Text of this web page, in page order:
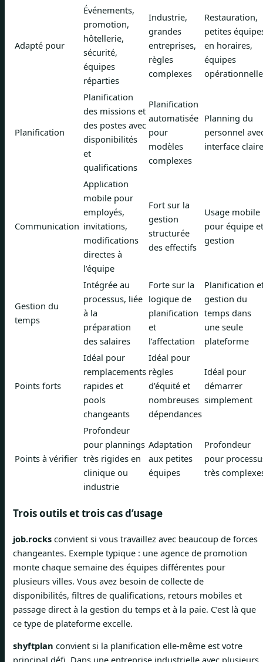
Adapté pour
Événements,
promotion,
hôtellerie,
sécurité,
équipes
réparties
Industrie,
grandes
entreprises,
règles
complexes
Restauration,
petites
en horaires,
équipes
Planification
Planification
des missions et
des postes avec
disponibilités
et
qualifications
Planification
automatisée
pour
modèles
complexes
Planning du
personnel
interface claire
Communication
Application
mobile pour
employés,
invitations,
modifications
directes à
l’équipe
Fort sur la
gestion
structurée
des effectifs
Usage mobile
pour équipe et
gestion
Gestion du
temps
Intégrée au
processus, liée
à la
préparation
des salaires
Forte sur la
logique de
planification
et
l’affectation
Planification
gestion du
temps dans
une seule
plateforme
Points forts
Idéal pour
remplacements
rapides et
pools
changeants
Idéal pour
règles
d’équité et
nombreuses
dépendances
Idéal pour
démarrer
simplement
Points à vérifier
Profondeur
pour plannings
très rigides en
clinique ou
industrie
Adaptation
aux petites
équipes
Profondeur
pour
très
Trois outils et trois cas d’usage
job.rocks convient si vous travaillez avec beaucoup de forces
changeantes. Exemple typique : une agence de promotion
monte chaque semaine des équipes différentes pour
plusieurs villes. Vous avez besoin de collecte de
disponibilités, filtres de qualifications, retours mobiles et
passage direct à la gestion du temps et à la paie. C’est là que
ce type de plateforme excelle.
shyftplan convient si la planification elle-même est votre